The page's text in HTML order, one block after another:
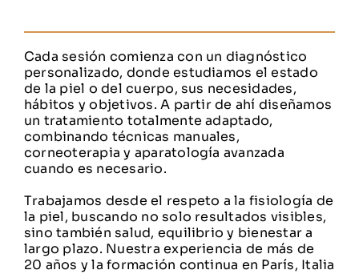
Contacto
Cada sesión comienza con un diagnóstico
personalizado, donde estudiamos el estado
de la piel o del cuerpo, sus necesidades,
hábitos y objetivos. A partir de ahí diseñamos
un tratamiento totalmente adaptado,
combinando técnicas manuales,
corneoterapia y aparatología avanzada
cuando es necesario.
Trabajamos desde el respeto a la fisiología de
la piel, buscando no solo resultados visibles,
sino también salud, equilibrio y bienestar a
largo plazo. Nuestra experiencia de más de
20 años y la formación continua en París, Italia